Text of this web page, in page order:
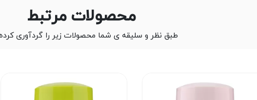
محصولات مرتبط
طبق نظر و سلیقه ی شما محصولات زیر را گردآوری